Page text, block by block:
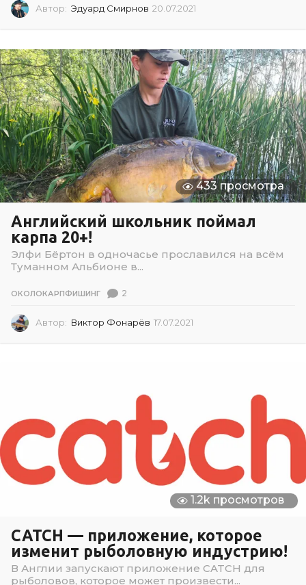
Автор: Эдуард Смирнов 20.07.2021
0
7
.
2
0
2
1
433 просмотра
Английский школьник поймал
карпа 20+!
Элфи Бёртон в одночасье прославился на всём
Туманном Альбионе в...
ОКОЛОКАРПФИШИНГ 2
Автор: Виктор Фонарёв 17.07.2021
2
1.2k просмотров
CATCH — приложение, которое
изменит рыболовную индустрию!
В Англии запускают приложение CATCH для
рыболовов, которое может произвести...